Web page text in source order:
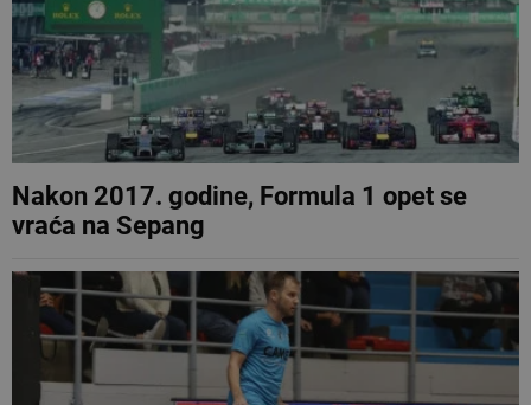
Nakon 2017. godine, Formula 1 opet se
vraća na Sepang